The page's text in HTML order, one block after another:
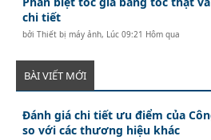
chi tiết
bởiThiết bị máy ảnh, Lúc 09:21 Hôm qua
BÀI VIẾT MỚI
Đánh giá chi tiết ưu điểm của
so với các thương hiệu khác